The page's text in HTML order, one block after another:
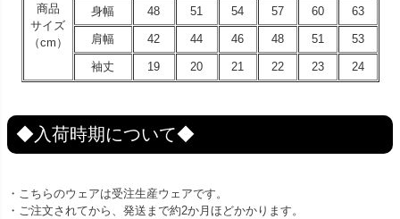
商品
サイズ
（cm）
身幅 48 51 54 57 60 63
肩幅 42 44 46 48 51 53
袖丈 19 20 21 22 23 24
◆入荷時期について◆
・こちらのウェアは受注生産ウェアです。
・ご注文されてから、発送まで約2か月ほどかかります。